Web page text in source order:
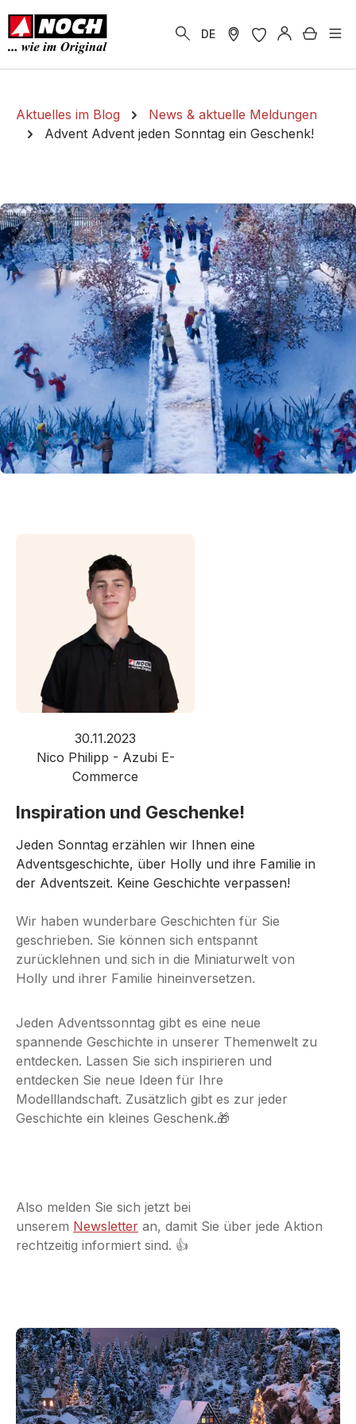
springen
DE
Aktuelles im Blog
News & aktuelle Meldungen
Advent Advent jeden Sonntag ein Geschenk!
30.11.2023
Nico Philipp - Azubi E-
Commerce
Inspiration und Geschenke!
Jeden Sonntag erzählen wir Ihnen eine
Adventsgeschichte, über Holly und ihre Familie in
der Adventszeit. Keine Geschichte verpassen!
Wir haben wunderbare Geschichten für Sie
geschrieben. Sie können sich entspannt
zurücklehnen und sich in die Miniaturwelt von
Holly und ihrer Familie hineinversetzen.
Jeden Adventssonntag gibt es eine neue
spannende Geschichte in unserer Themenwelt zu
entdecken. Lassen Sie sich inspirieren und
entdecken Sie neue Ideen für Ihre
Modelllandschaft. Zusätzlich gibt es zur jeder
Geschichte ein kleines Geschenk.🎁
Also melden Sie sich jetzt bei
unserem Newsletter an, damit Sie über jede Aktion
rechtzeitig informiert sind. 👍